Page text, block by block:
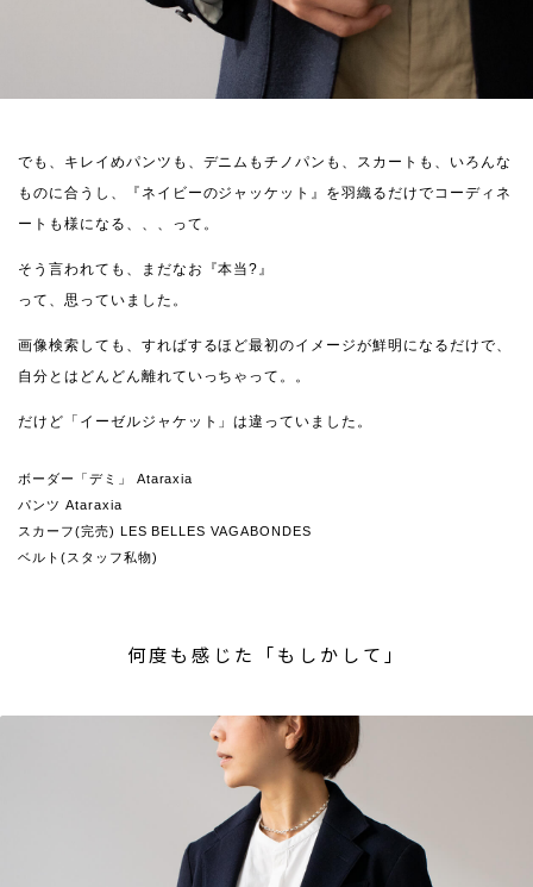
でも、キレイめパンツも、デニムもチノパンも、スカートも、いろんな
ものに合うし、『ネイビーのジャッケット』を羽織るだけでコーディネ
ートも様になる、、、って。
そう言われても、まだなお『本当?』
って、思っていました。
画像検索しても、すればするほど最初のイメージが鮮明になるだけで、
自分とはどんどん離れていっちゃって。。
だけど「イーゼルジャケット」は違っていました。
ボーダー「デミ」 Ataraxia
パンツ Ataraxia
スカーフ(完売) LES BELLES VAGABONDES
ベルト(スタッフ私物)
何度も感じた「もしかして」